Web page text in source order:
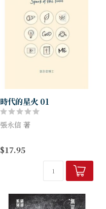
時代的星火 01
張永信 著
博士，是一位在忙碌中懂得抓
緊生命星火的智者。日常生活
點滴，在他的反思整合下，往
往就會轉化成一股澎湃的動
$17.95